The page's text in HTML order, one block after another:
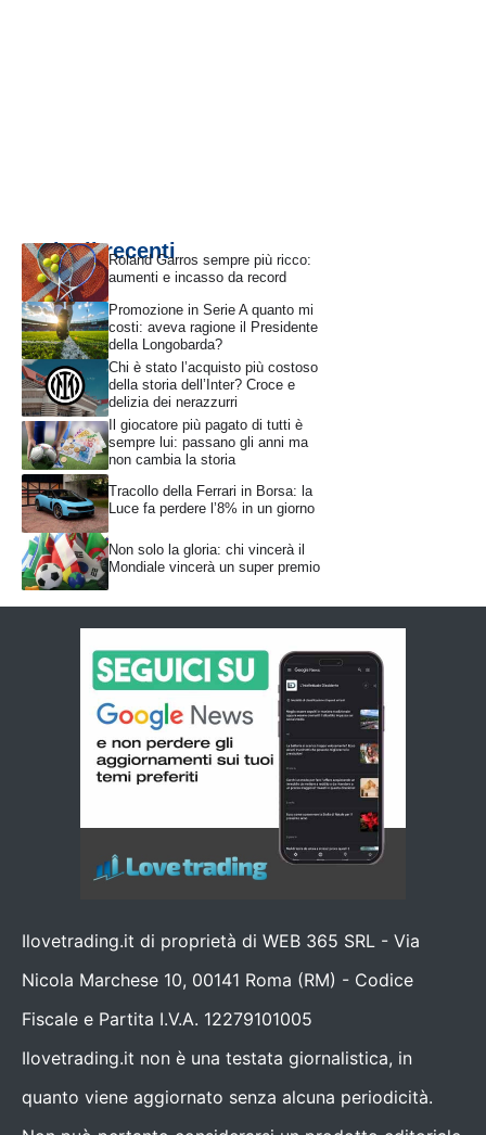
Articoli recentiRoland Garros sempre più ricco:
aumenti e incasso da record
Promozione in Serie A quanto mi
costi: aveva ragione il Presidente
della Longobarda?
Chi è stato l’acquisto più costoso
della storia dell’Inter? Croce e
delizia dei nerazzurri
Il giocatore più pagato di tutti è
sempre lui: passano gli anni ma
non cambia la storia
Tracollo della Ferrari in Borsa: la
Luce fa perdere l’8% in un giorno
Non solo la gloria: chi vincerà il
Mondiale vincerà un super premio
Ilovetrading.it di proprietà di WEB 365 SRL - Via
Nicola Marchese 10, 00141 Roma (RM) - Codice
Fiscale e Partita I.V.A. 12279101005
Ilovetrading.it non è una testata giornalistica, in
quanto viene aggiornato senza alcuna periodicità.